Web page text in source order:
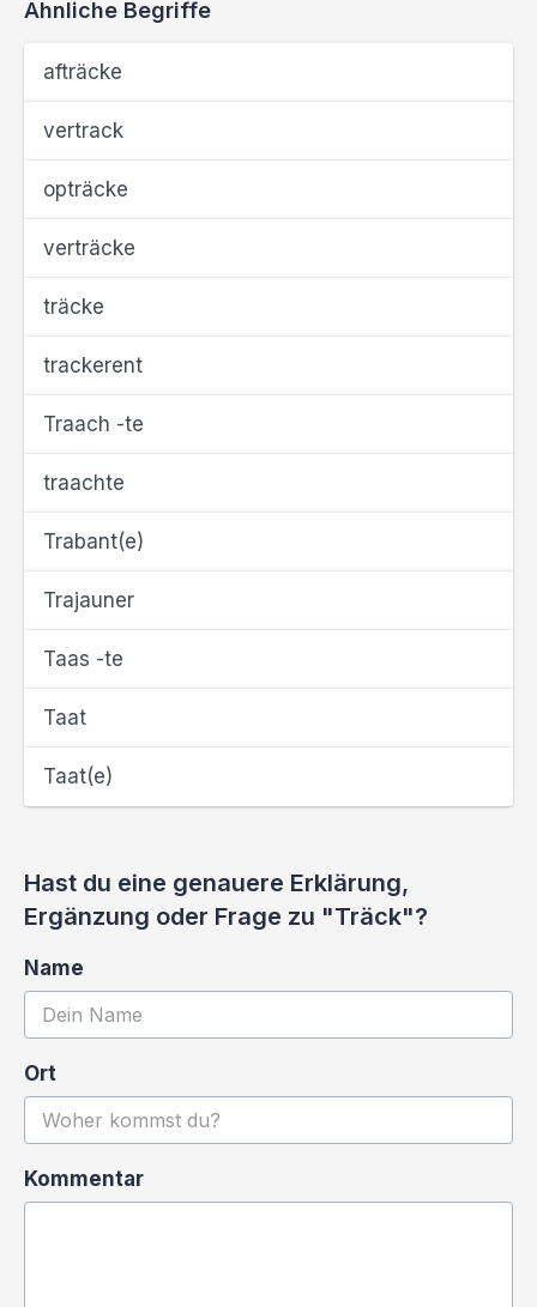
Ähnliche Begriffe
afträcke
vertrack
opträcke
verträcke
träcke
trackerent
Traach -te
traachte
Trabant(e)
Trajauner
Taas -te
Taat
Taat(e)
Hast du eine genauere Erklärung,
Ergänzung oder Frage zu "Träck"?
Name
Ort
Kommentar